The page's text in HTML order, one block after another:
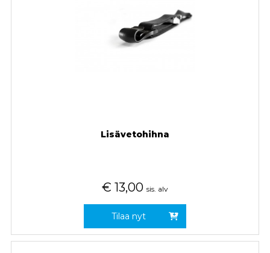
Lisävetohihna
€ 13,00 sis. alv
Tilaa nyt